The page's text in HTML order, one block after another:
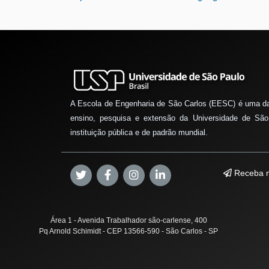
A Escola de Engenharia de São Carlos (EESC) é uma
ensino, pesquisa e extensão da Universidade de
instituição pública e de padrão mundial.
Receba
Área 1 - Avenida Trabalhador são-carlense, 400
Pq Arnold Schimidt - CEP 13566-590 - São Carlos - SP